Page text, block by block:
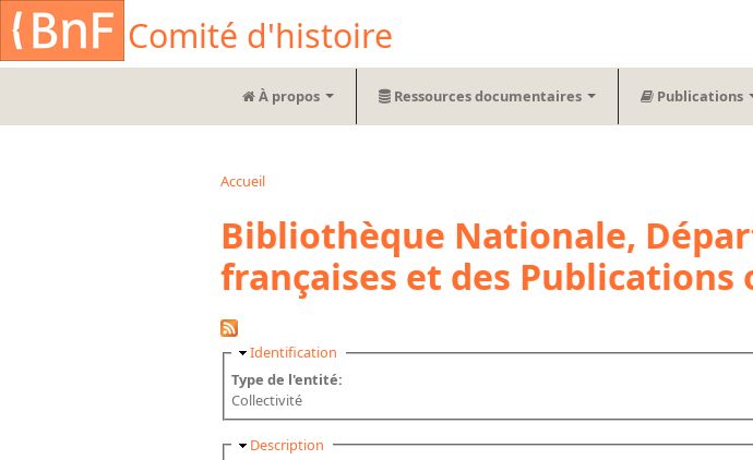
Aller au contenu principal
Comité d'histoire
À propos Ressources documentaires Publications
Accueil
Bibliothèque Nationale,
françaises et des Publications
Masquer
Identification
Type de l'entité:
Collectivité
Masquer
Description
Cookies management panel